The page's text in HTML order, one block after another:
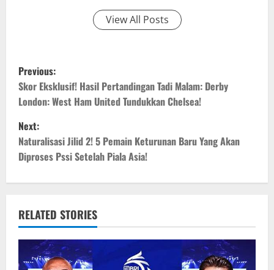
View All Posts
P
o
s
t
n
v
i
Previous:
Skor Eksklusif! Hasil Pertandingan Tadi Malam: Derby
London: West Ham United Tundukkan Chelsea!
Next:
Naturalisasi Jilid 2! 5 Pemain Keturunan Baru Yang Akan
Diproses Pssi Setelah Piala Asia!
RELATED STORIES